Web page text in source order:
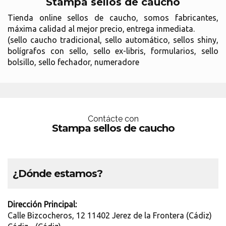
Tienda online sellos de caucho, somos fabricantes,
máxima calidad al mejor precio, entrega inmediata.
(sello caucho tradicional, sello automático, sellos shiny,
bolígrafos con sello, sello ex-libris, formularios, sello
bolsillo, sello fechador, numeradore
Contácte con
Stampa sellos de caucho
¿Dónde estamos?
Dirección Principal:
Calle Bizcocheros, 12 11402 Jerez de la Frontera (Cádiz)